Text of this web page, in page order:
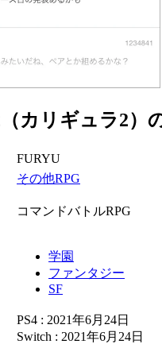
カリギュラ2）
FURYU
その他RPG
コマンドバトルRPG
学園
ファンタジー
SF
PS4 : 2021年6月24日
Switch : 2021年6月24日